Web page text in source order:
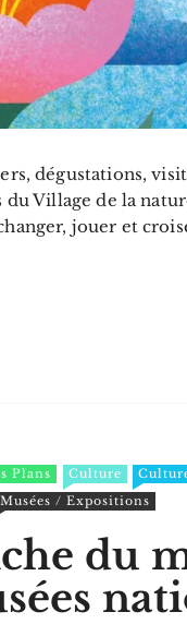
dégustations,
Village de la
jouer et
Plans Culture
Musées / Expositions
du